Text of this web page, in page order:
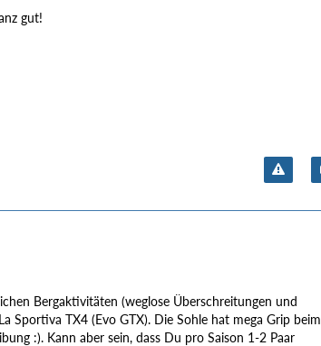
gut!
Bergaktivitäten (weglose Überschreitungen und
Sportiva TX4 (Evo GTX). Die Sohle hat mega Grip beim
:). Kann aber sein, dass Du pro Saison 1-2 Paar